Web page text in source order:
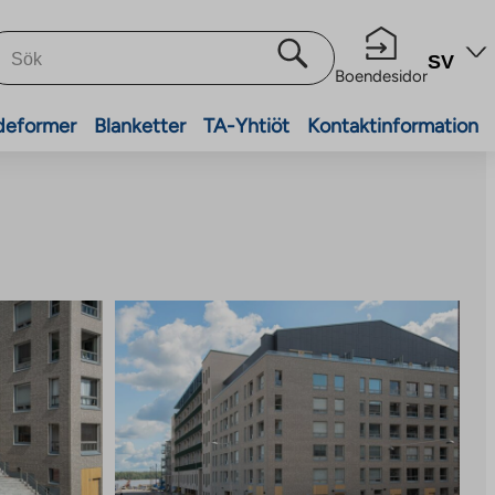
Boendesidor
SV
Blanketter TA-Yhtiöt Kontaktinformation